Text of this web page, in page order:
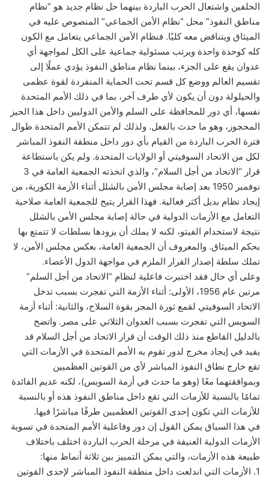
الحلفين واشتعال الحرب الباردة بينهما حل نظام جديد هو “نظام
مناطق النفوذ” محل “نظام الأمن الجماعي” المنصوص عليه في
الميثاق ويتناقض معه كليًا. فنظام الأمن الجماعي يتعامل مع الكون
كله كوحدة واحدة ويرتب مسئولية جماعية على الكل لمواجهة أي
عدوان يقع على الجزء، بينما نظام مناطق النفوذ يؤدي عملًا إلى
تقسيم العالم ووضع كل قسم تحت الحماية المنفردة لقوة عظمى
والحيلولة دون أن يكون لأي طرف آخر، بما في ذلك الأمم المتحدة
نفسها، أي دور للمحافظة على السلم والأمن الدوليين داخل هذا الحيز
المحجوز، وهو ما حدث بالفعل. ولذلك لم تتمكن الأمم المتحدة طوال
فترة الحرب الباردة من القيام بأي دور داخل منطقة النفوذ المباشر
لكل من الاتحاد السوفيتي أو الولايات المتحدة. ولم يكن باستطاعة
قرار “الاتحاد من أجل السلام”، والذي اتخذته الجمعية العامة في 3
نوفمبر 1950 بعد إصابة مجلس الأمن بالشلل أثناء الأزمة الكورية، من
إيجاد نظام بديل أكثر فعالية. فهذا القرار يتيح للجمعية العامة صلاحية
التعامل مع الأزمات الدولية في حالة إصابة مجلس الأمن بالشلل
نتيجة لاستخدام الفيتو، لكنه لا يملك أن يزودها بسلطات لا تتمتع بها
بحكم الميثاق. والمعروف أن الجمعية العامة، بعكس مجلس الأمن، لا
تملك سلطة إصدار القرار الملزم في مواجهة الدول الأعضاء.
وعلى أي حال فقد اختبرت فاعلية لنظام “الاتحاد من أجل السلم”
مرتين عام 1956، الأولى: أثناء الأزمة التي تفجرت بسبب تدخل
الاتحاد السوفيتي لقمع ثورة المجر بقوة السلاح، والثانية: أثناء أزمة
السويس التي تفجرت بسبب العدوان الثلاثي على مصر. واتضح
بالدليل القاطع منذ ذلك الوقت أن قرار الاتحاد من أجل السلام قد
يفيد في إيجاد مخرج لدور تقوم به الأمم المتحدة في الأزمات التي
تقع خارج نطاق النفوذ المباشر لأي من القوتين العظميين
وبموافقتهما معًا (وهو ما حدث في أزمة السويس)، لكنه عديم الفائدة
تمامًا بالنسبة للأزمات التي تقع داخل مناطق النفوذ هذه أو بالنسبة
للأزمات التي تكون إحدى القوتين العظميين طرفًا مباشرًا فيها.
في هذا السياق يمكن القول إن دور وفاعلية الأمم المتحدة في تسوية
الأزمات الدولية العنيفة في مرحلة الحرب الباردة اختلف باختلاف
طبيعة هذه الأزمات، والتي يمكن التمييز بين ثلاثة أنماط منها:
1. الأزمات التي اندلعت داخل منطقة النفوذ المباشر لإحدى القوتين